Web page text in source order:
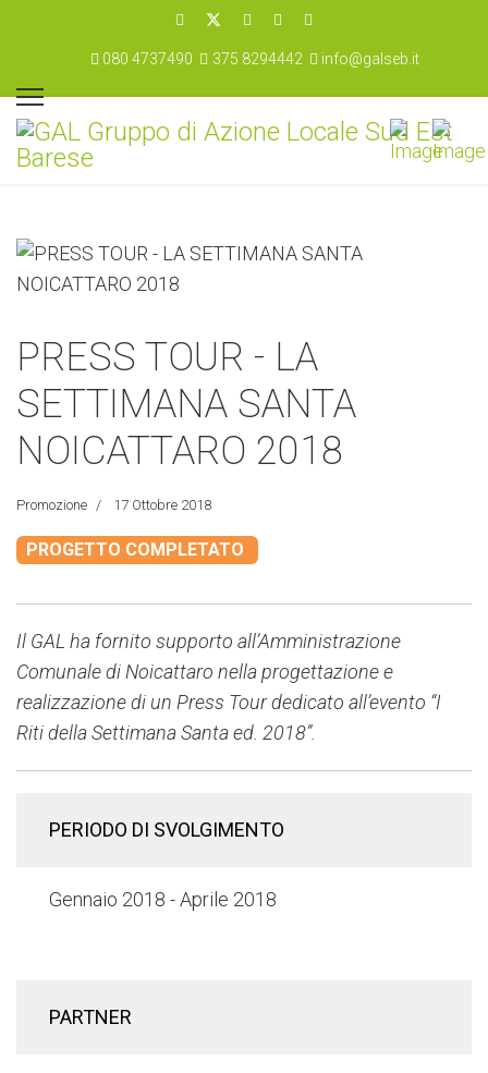
080 4737490 375 8294442 info@galseb.it
PRESS TOUR - LA
SETTIMANA SANTA
NOICATTARO 2018
Promozione 17 Ottobre 2018
PROGETTO COMPLETATO
Il GAL ha fornito supporto all’Amministrazione
Comunale di Noicattaro nella progettazione e
realizzazione di un Press Tour dedicato all’evento “I
Riti della Settimana Santa ed. 2018”.
PERIODO DI SVOLGIMENTO
Gennaio 2018 - Aprile 2018
PARTNER